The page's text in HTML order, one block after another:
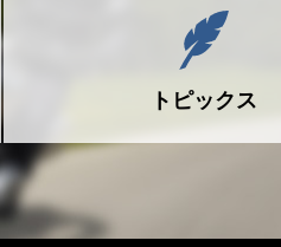
トピックス